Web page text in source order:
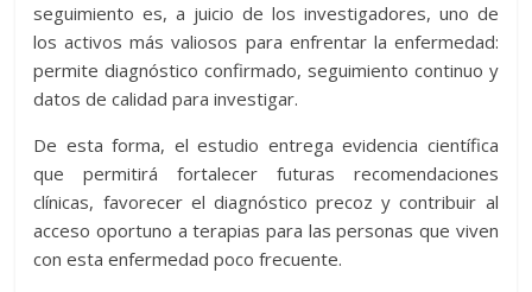
seguimiento es, a juicio de los investigadores, uno de
los activos más valiosos para enfrentar la enfermedad:
permite diagnóstico confirmado, seguimiento continuo y
datos de calidad para investigar.
De esta forma, el estudio entrega evidencia científica
que permitirá fortalecer futuras recomendaciones
clínicas, favorecer el diagnóstico precoz y contribuir al
acceso oportuno a terapias para las personas que viven
con esta enfermedad poco frecuente.